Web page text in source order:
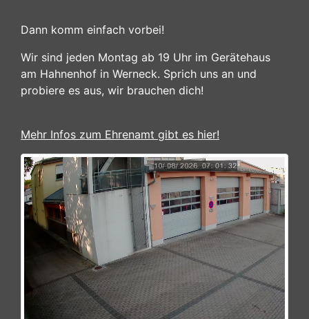
Dann komm einfach vorbei!
Wir sind jeden Montag ab 19 Uhr im Gerätehaus
am Hahnenhof in Werneck. Sprich uns an und
probiere es aus, wir brauchen dich!
Mehr Infos zum Ehrenamt gibt es hier!